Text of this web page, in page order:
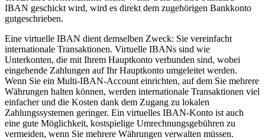
IBAN geschickt wird, wird es direkt dem zugehörigen Bankkonto
gutgeschrieben.
Eine virtuelle IBAN dient demselben Zweck: Sie vereinfacht
internationale Transaktionen. Virtuelle IBANs sind wie
Unterkonten, die mit Ihrem Hauptkonto verbunden sind, wobei
eingehende Zahlungen auf Ihr Hauptkonto umgeleitet werden.
Wenn Sie ein Multi-IBAN-Account einrichten, auf dem Sie mehrere
Währungen halten können, werden internationale Transaktionen viel
einfacher und die Kosten dank dem Zugang zu lokalen
Zahlungssystemen geringer. Ein virtuelles IBAN-Konto ist auch
eine gute Möglichkeit, kostspielige Umrechnungsgebühren zu
vermeiden, wenn Sie mehrere Währungen verwalten müssen.